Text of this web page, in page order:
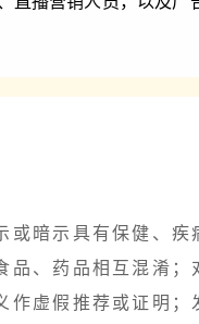
或暗示具有保健、
、药品相互混淆
虚假推荐或证明